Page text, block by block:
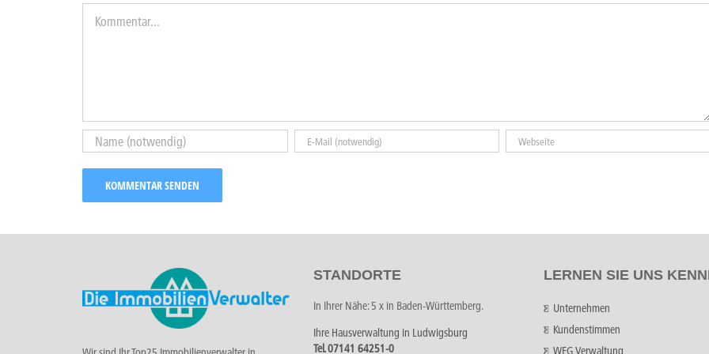
Kommentar
STANDORTE
In Ihrer Nähe: 5 x in Baden-Württemberg.
Ihre Hausverwaltung in Ludwigsburg
Tel. 07141 64251-0
LERNEN SIE UNS
Unternehmen
Kundenstimmen
WEG Verwaltung